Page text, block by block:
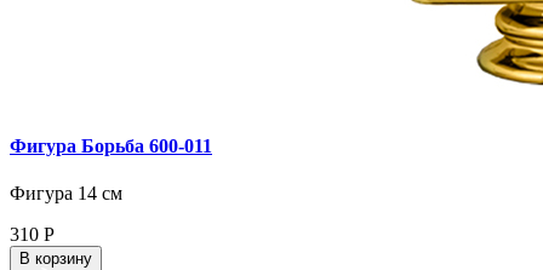
Фигура Борьба 600‑011
Фигура 14 см
310 Р
В корзину